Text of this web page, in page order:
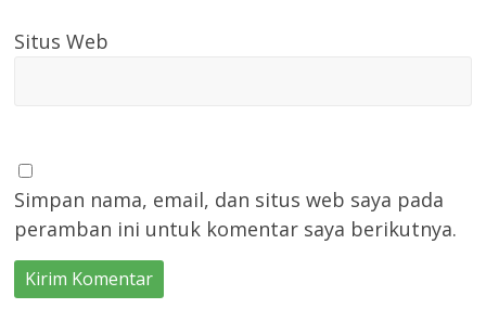
Situs Web
Simpan nama, email, dan situs web saya pada
peramban ini untuk komentar saya berikutnya.